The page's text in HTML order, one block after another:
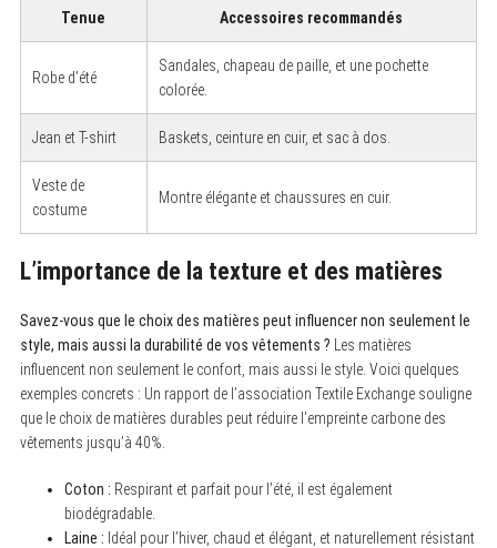
Tenue Accessoires recommandés
Robe d’été
Sandales, chapeau de paille, et une pochette
colorée.
Jean et T-shirt Baskets, ceinture en cuir, et sac à dos.
Veste de
costume
Montre élégante et chaussures en cuir.
L’importance de la texture et des matières
Savez-vous que le choix des matières peut influencer non seulement le
style, mais aussi la durabilité de vos vêtements ? Les matières
influencent non seulement le confort, mais aussi le style. Voici quelques
exemples concrets : Un rapport de l’association Textile Exchange souligne
que le choix de matières durables peut réduire l’empreinte carbone des
vêtements jusqu’à 40%.
Coton : Respirant et parfait pour l’été, il est également
biodégradable.
Laine : Idéal pour l’hiver, chaud et élégant, et naturellement résistant